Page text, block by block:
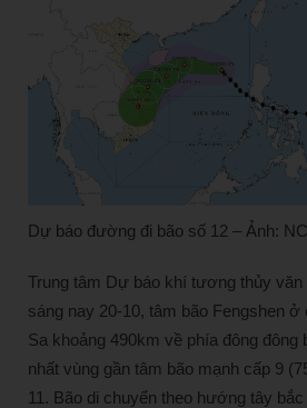
Dự báo đường đi bão số 12 – Ảnh:
Trung tâm Dự báo khí tương thủy văn
sáng nay 20-10, tâm bão Fengshen ở
Sa khoảng 490km về phía đông đông
nhất vùng gần tâm bão mạnh cấp 9
11. Bão di chuyển theo hướng tây